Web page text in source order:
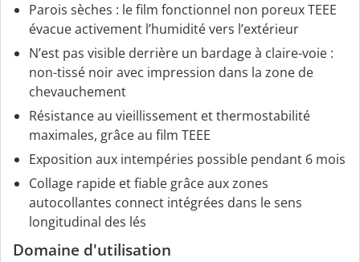
Parois sèches : le film fonctionnel non poreux TEEE
évacue activement l’humidité vers l’extérieur
N’est pas visible derrière un bardage à claire-voie :
non-tissé noir avec impression dans la zone de
chevauchement
Résistance au vieillissement et thermostabilité
maximales, grâce au film TEEE
Exposition aux intempéries possible pendant 6 mois
Collage rapide et fiable grâce aux zones
autocollantes connect intégrées dans le sens
longitudinal des lés
Domaine d'utilisation